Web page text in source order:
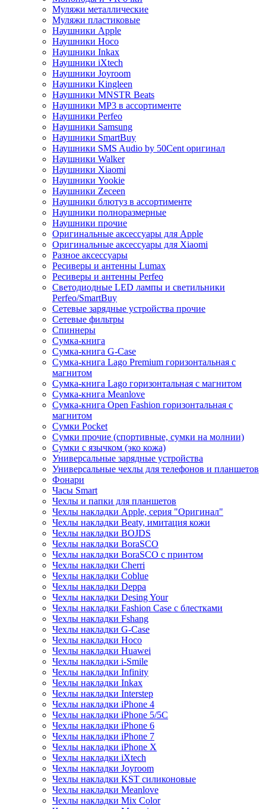
Муляжи металлические
Муляжи пластиковые
Наушники Apple
Наушники Hoco
Наушники Inkax
Наушники iXtech
Наушники Joyroom
Наушники Kingleen
Наушники MNSTR Beats
Наушники MP3 в ассортименте
Наушники Perfeo
Наушники Samsung
Наушники SmartBuy
Наушники SMS Audio by 50Cent оригинал
Наушники Walker
Наушники Xiaomi
Наушники Yookie
Наушники Zeceen
Наушники блютуз в ассортименте
Наушники полноразмерные
Наушники прочие
Оригинальные аксессуары для Apple
Оригинальные аксессуары для Xiaomi
Разное аксессуары
Ресиверы и антенны Lumax
Ресиверы и антенны Perfeo
Светодиодные LED лампы и светильники
Perfeo/SmartBuy
Сетевые зарядные устройства прочие
Сетевые фильтры
Спиннеры
Сумка-книга
Сумка-книга G-Case
Сумка-книга Lago Premium горизонтальная с
магнитом
Сумка-книга Lago горизонтальная с магнитом
Сумка-книга Meanlove
Сумка-книга Open Fashion горизонтальная с
магнитом
Сумки Pocket
Сумки прочие (спортивные, сумки на молнии)
Сумки с язычком (эко кожа)
Универсальные зарядные устройства
Универсальные чехлы для телефонов и планшетов
Фонари
Часы Smart
Чехлы и папки для планшетов
Чехлы накладки Apple, серия "Оригинал"
Чехлы накладки Beaty, имитация кожи
Чехлы накладки BOJDS
Чехлы накладки BoraSCO
Чехлы накладки BoraSCO с принтом
Чехлы накладки Cherri
Чехлы накладки Coblue
Чехлы накладки Deppa
Чехлы накладки Desing Your
Чехлы накладки Fashion Case с блестками
Чехлы накладки Fshang
Чехлы накладки G-Case
Чехлы накладки Hoco
Чехлы накладки Huawei
Чехлы накладки i-Smile
Чехлы накладки Infinity
Чехлы накладки Inkax
Чехлы накладки Interstep
Чехлы накладки iPhone 4
Чехлы накладки iPhone 5/5С
Чехлы накладки iPhone 6
Чехлы накладки iPhone 7
Чехлы накладки iPhone X
Чехлы накладки iXtech
Чехлы накладки Joyroom
Чехлы накладки KST силиконовые
Чехлы накладки Meanlove
Чехлы накладки Mix Color